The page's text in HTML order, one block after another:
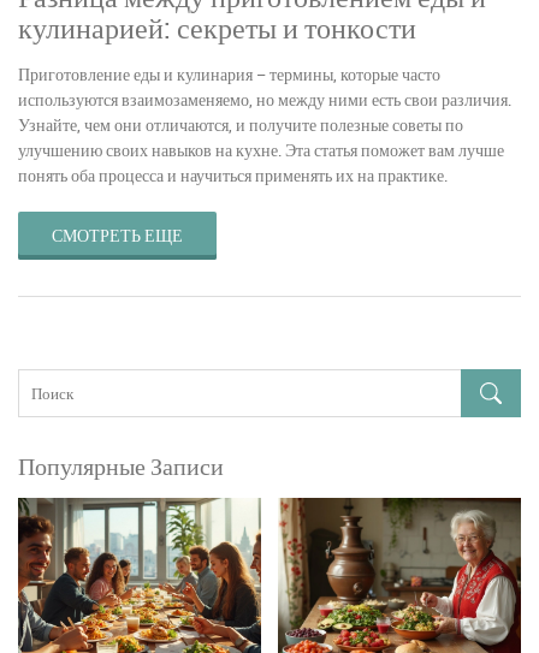
кулинарией: секреты и тонкости
Приготовление еды и кулинария – термины, которые часто
используются взаимозаменяемо, но между ними есть свои различия.
Узнайте, чем они отличаются, и получите полезные советы по
улучшению своих навыков на кухне. Эта статья поможет вам лучше
понять оба процесса и научиться применять их на практике.
СМОТРЕТЬ ЕЩЕ
Популярные Записи